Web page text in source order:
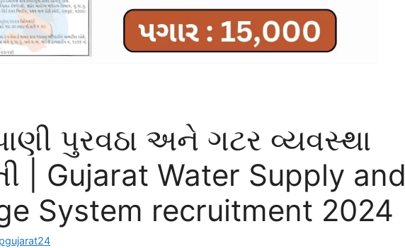
પુરવઠા અને ગટર વ્યવસ્થા
| Gujarat Water Supply and
System recruitment 2024